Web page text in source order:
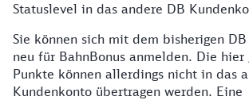
Statuslevel in das andere DB
Sie können sich mit dem bisherigen
neu für BahnBonus anmelden. Die hier
Punkte können allerdings nicht in das
Kundenkonto übertragen werden. Eine